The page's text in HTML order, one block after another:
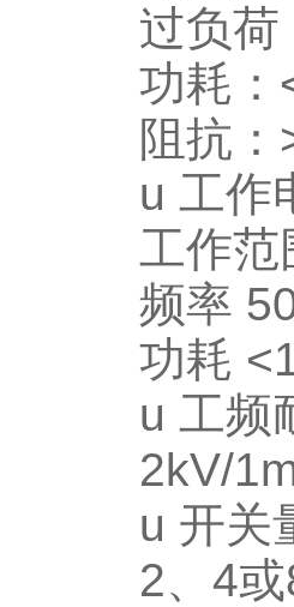
过负荷
功耗：
阻抗
u 工作
工作范
频率
功耗
u 工频
2kV/
u 开关
2、4